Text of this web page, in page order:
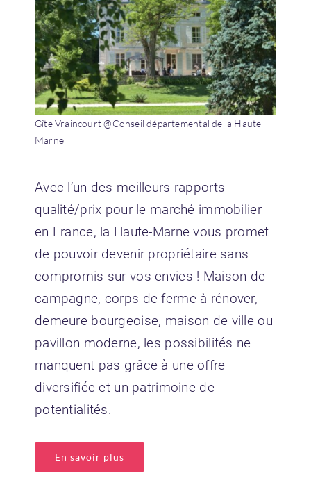
Gîte Vraincourt @Conseil départemental de la Haute-
Marne
Avec l’un des meilleurs rapports
qualité/prix pour le marché immobilier
en France, la Haute-Marne vous promet
de pouvoir devenir propriétaire sans
compromis sur vos envies ! Maison de
campagne, corps de ferme à rénover,
demeure bourgeoise, maison de ville ou
pavillon moderne, les possibilités ne
manquent pas grâce à une offre
diversifiée et un patrimoine de
potentialités.
En savoir plus